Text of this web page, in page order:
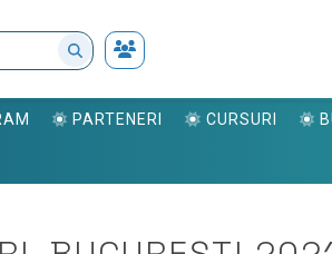
PARTENERI CURSURI